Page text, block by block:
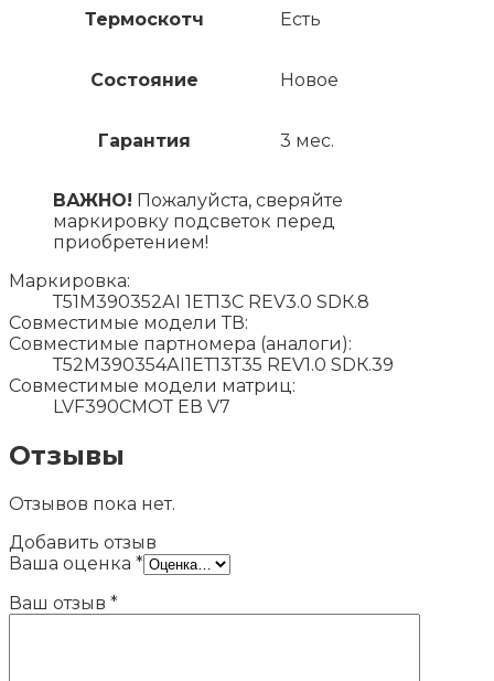
Термоскотч Есть
Состояние Новое
Гарантия 3 мес.
ВАЖНО! Пожалуйста, сверяйте
маркировку подсветок перед
приобретением!
Маркировка:
Т51М390352АI 1ЕТ13С RЕV3.0 SDК.8
Совместимые модели ТВ:
Совместимые партномера (аналоги):
Т52М390354АI1ЕТ13Т35 RЕV1.0 SDК.39
Совместимые модели матриц:
LVF390СМОТ ЕВ V7
Отзывы
Отзывов пока нет.
Добавить отзыв
Ваша оценка *
Ваш отзыв *